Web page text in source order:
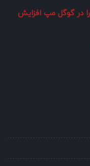
در گوگل مپ افزایش